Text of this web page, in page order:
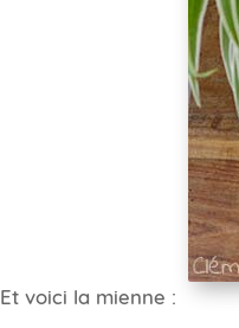
Et voici la mienne :